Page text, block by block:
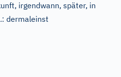
irgendwann, später, in
dermaleinst